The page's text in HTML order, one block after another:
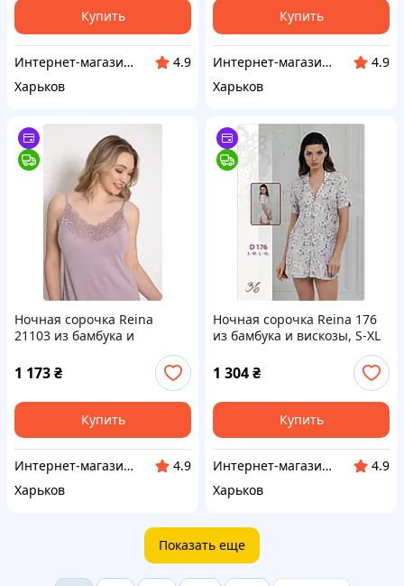
Купить
Интернет-магазин "Sweet Home"
4.9
Харьков
Купить
Интернет-магазин "Sweet Home"
4.9
Харьков
Ночная сорочка Reina
21103 из бамбука и
вискозы, Турция L 48-50,
лососевый
1 173₴
Купить
Интернет-магазин "Sweet Home"
4.9
Харьков
Ночная сорочка Reina 176
из бамбука и вискозы, S-XL
1 304₴
Купить
Интернет-магазин "Sweet Home"
4.9
Харьков
Показать еще